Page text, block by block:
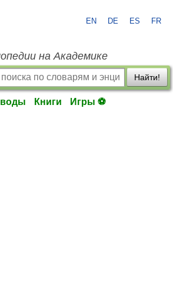
EN DE ES FR
на Академике
Найти!
Книги Игры ⚽